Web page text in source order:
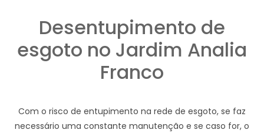
Desentupimento de
esgoto no Jardim Analia
Franco
Com o risco de entupimento na rede de esgoto, se faz
necessário uma constante manutenção e se caso for, o